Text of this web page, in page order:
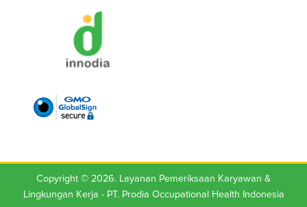
Copyright © 2026. Layanan Pemeriksaan Karyawan &
Lingkungan Kerja - PT. Prodia Occupational Health Indonesia